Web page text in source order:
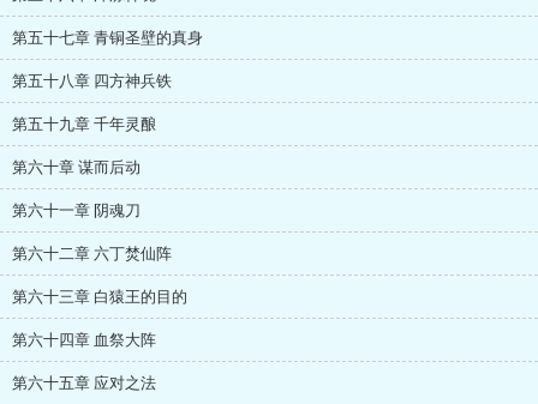
第五十七章 青铜圣壁的真身
第五十八章 四方神兵铁
第五十九章 千年灵酿
第六十章 谋而后动
第六十一章 阴魂刀
第六十二章 六丁焚仙阵
第六十三章 白猿王的目的
第六十四章 血祭大阵
第六十五章 应对之法